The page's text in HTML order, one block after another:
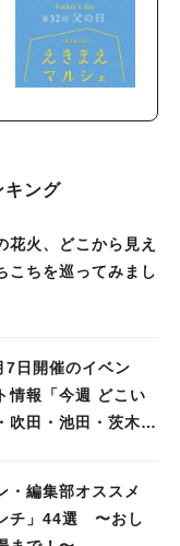
キング
花火、どこから見え
こちを巡ってみまし
7日開催のイベン
情報「今週 どこい
吹田・池田・茨木・
・編集部オススメ
チ」44選 〜おし